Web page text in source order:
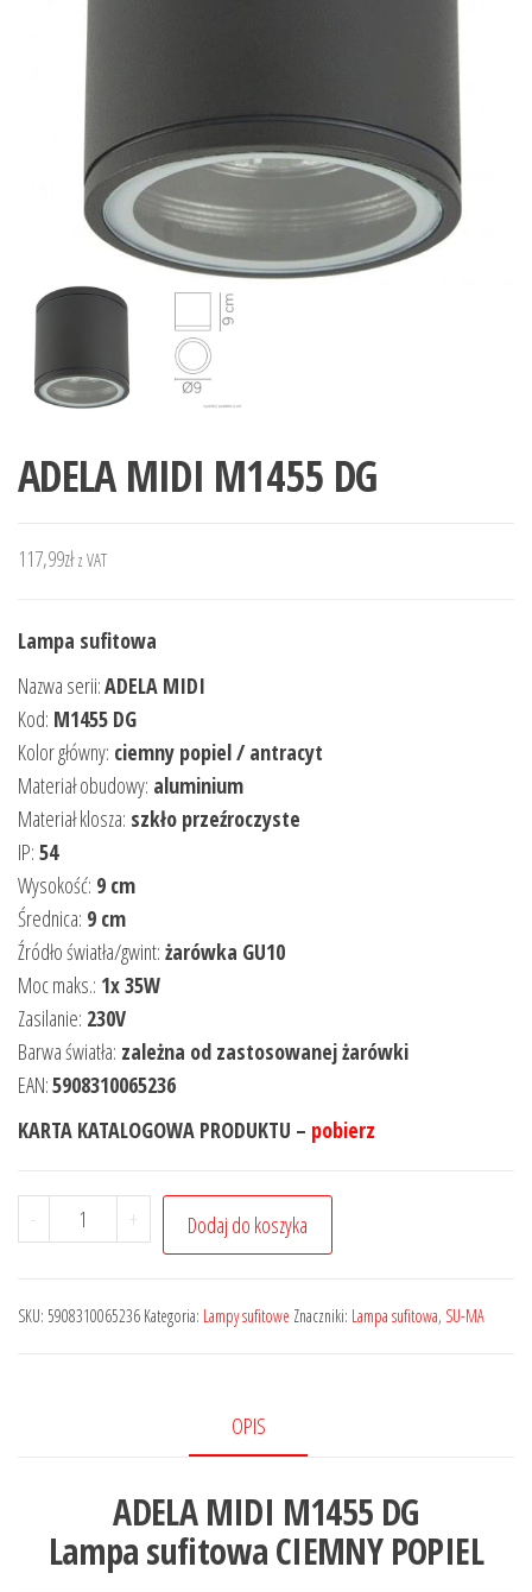
ADELA MIDI M1455 DG
117,99zł z VAT
Lampa sufitowa
Nazwa serii:ADELA MIDI
Kod: M1455 DG
Kolor główny: ciemny popiel / antracyt
Materiał obudowy: aluminium
Materiał klosza: szkło przeźroczyste
IP: 54
Wysokość: 9 cm
Średnica: 9 cm
Źródło światła/gwint: żarówka GU10
Moc maks.: 1x 35W
Zasilanie: 230V
Barwa światła: zależna od zastosowanej żarówki
EAN:5908310065236
KARTA KATALOGOWA PRODUKTU – pobierz
- + Dodaj do koszyka
SKU: 5908310065236 Kategoria: Lampy sufitowe Znaczniki: Lampa sufitowa, SU-MA
OPIS
ADELA MIDI M1455 DG
Lampa sufitowa CIEMNY POPIEL